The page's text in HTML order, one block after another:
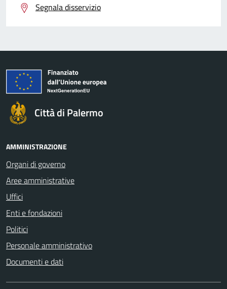
Segnala disservizio
Città di Palermo
AMMINISTRAZIONE
Organi di governo
Aree amministrative
Uffici
Enti e fondazioni
Politici
Personale amministrativo
Documenti e dati